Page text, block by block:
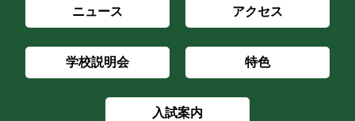
ニュース アクセス
学校説明会 特色
入試案内